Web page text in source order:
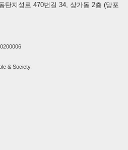
탄지성로 470번길 34, 상가동 2층 (망포
& Society.